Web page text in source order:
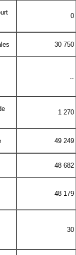
0
30 750
..
1 270
49 249
48 682
48 179
30